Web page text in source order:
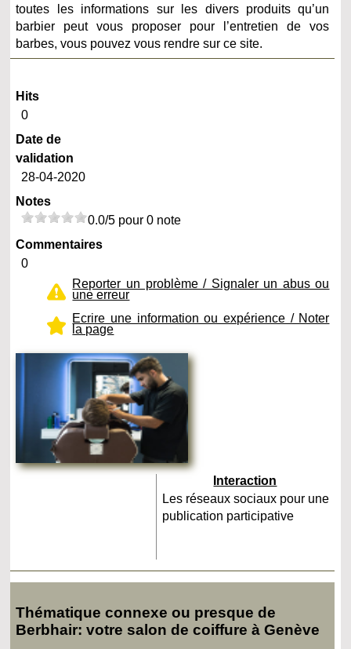
toutes les informations sur les divers produits qu’un
barbier peut vous proposer pour l’entretien de vos
barbes, vous pouvez vous rendre sur ce site.
Hits
0
Date de
validation
28-04-2020
Notes
0.0/5 pour 0 note
Commentaires
0
Reporter un problème / Signaler un abus ou
une erreur
Ecrire une information ou expérience / Noter
la page
Interaction
Les réseaux sociaux pour une
publication participative
Thématique connexe ou presque de
Berbhair: votre salon de coiffure à Genève